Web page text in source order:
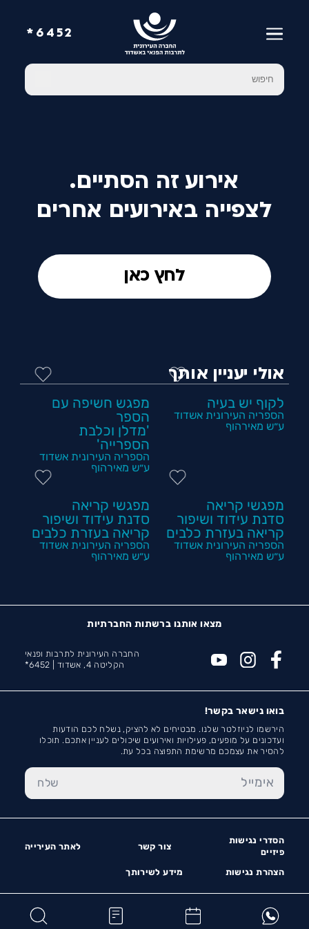
6452*
אירוע זה הסתיים.
לצפייה באירועים אחרים
לחץ כאן
אולי יעניין אותך
לקוף יש בעיה
הספריה העירונית אשדוד
ע״ש מאירהוף
מפגש חשיפה עם
הספר
'מדלן וכלבת
הספרייה'
הספריה העירונית אשדוד
ע״ש מאירהוף
מפגשי קריאה
סדנת עידוד ושיפור
קריאה בעזרת כלבים
הספריה העירונית אשדוד
ע״ש מאירהוף
מפגשי קריאה
סדנת עידוד ושיפור
קריאה בעזרת כלבים
הספריה העירונית אשדוד
ע״ש מאירהוף
מצאו אותנו ברשתות החברתיות
החברה העירונית לתרבות ופנאי
הקליטה 4, אשדוד |
6452*
בואו נישאר בקשר!
הירשמו לניוזלטר שלנו. מבטיחים לא להציק, נשלח לכם הודעות
ועדכונים על מופעים, פעילויות ואירועים שיכולים לעניין אתכם. תוכלו
להסיר את עצמכם מרשימת התפוצה בכל עת.
הסדרי נגישות
פיזיים
צור קשר לאתר העירייה
הצהרת נגישות מידע לשירותך